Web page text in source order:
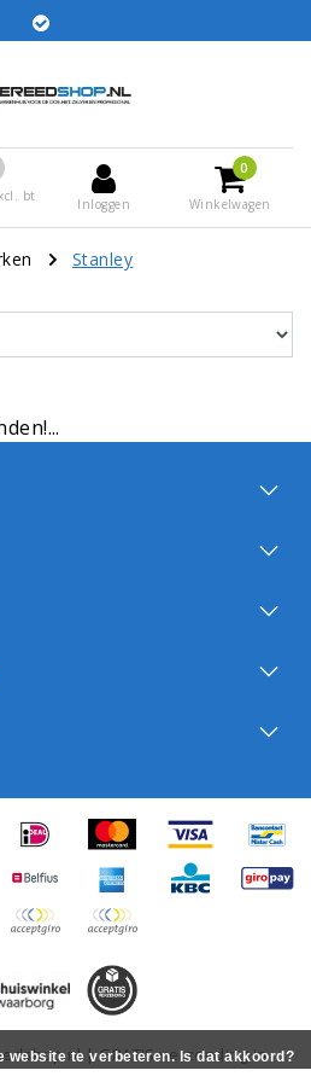
bt
Inloggen
0
Winkelwagen
Stanley
| GRATIS verzending in
website te verbeteren. Is dat akkoord?